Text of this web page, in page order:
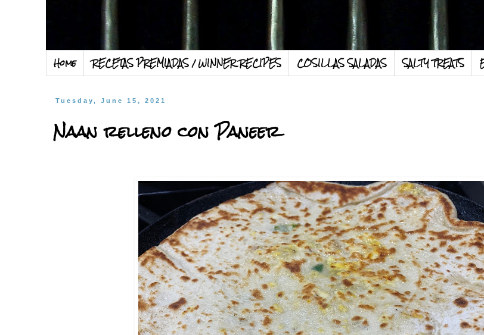
Home RECETAS PREMIADAS / WINNER RECIPES COSILLAS SALADAS SALTY TREATS
Tuesday, June 15, 2021
Naan relleno con Paneer